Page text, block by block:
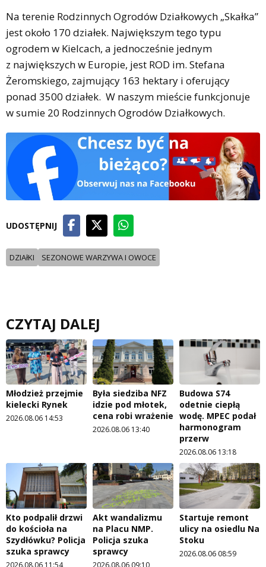
Na terenie Rodzinnych Ogrodów Działkowych „Skałka”
jest około 170 działek. Największym tego typu
ogrodem w Kielcach, a jednocześnie jednym
z największych w Europie, jest ROD im. Stefana
Żeromskiego, zajmujący 163 hektary i oferujący
ponad 3500 działek. W naszym mieście funkcjonuje
w sumie 20 Rodzinnych Ogrodów Działkowych.
UDOSTĘPNIJ
DZIAłKI SEZONOWE WARZYWA I OWOCE
CZYTAJ DALEJ
Młodzież przejmie
kielecki Rynek
2026.08.06 14:53
Była siedziba NFZ
idzie pod młotek,
cena robi wrażenie
2026.08.06 13:40
Budowa S74
odetnie ciepłą
wodę. MPEC podał
harmonogram
przerw
2026.08.06 13:18
Kto podpalił drzwi
do kościoła na
Szydłówku? Policja
szuka sprawcy
2026.08.06 11:54
Akt wandalizmu
na Placu NMP.
Policja szuka
sprawcy
2026.08.06 09:10
Startuje remont
ulicy na osiedlu Na
Stoku
2026.08.06 08:59